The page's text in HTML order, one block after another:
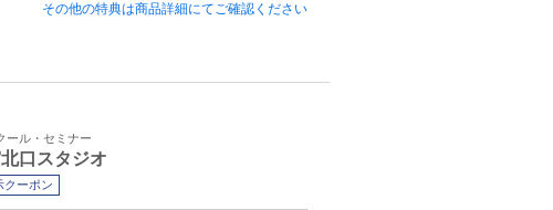
その他の特典は商品詳細にてご確認ください
ール・セミナー
口スタジオ
クーポン